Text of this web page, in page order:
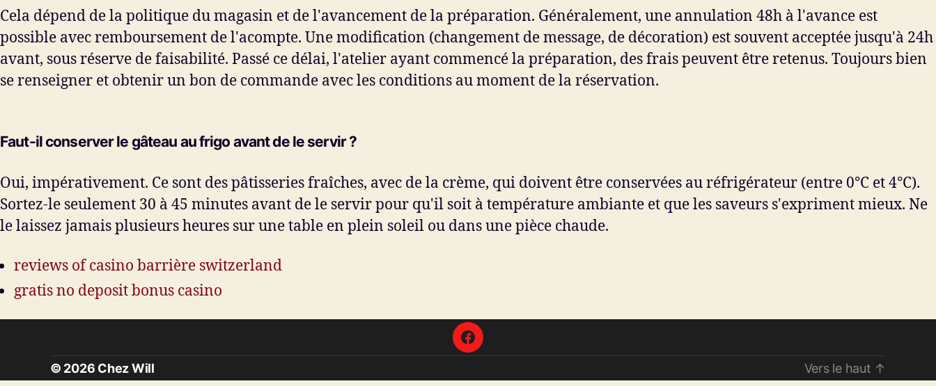
Cela dépend de la politique du magasin et de l'avancement de la préparation. Généralement, une annulation 48h à l'avance est
possible avec remboursement de l'acompte. Une modification (changement de message, de décoration) est souvent acceptée jusqu'à 24h
avant, sous réserve de faisabilité. Passé ce délai, l'atelier ayant commencé la préparation, des frais peuvent être retenus. Toujours bien
se renseigner et obtenir un bon de commande avec les conditions au moment de la réservation.
Faut-il conserver le gâteau au frigo avant de le servir ?
Oui, impérativement. Ce sont des pâtisseries fraîches, avec de la crème, qui doivent être conservées au réfrigérateur (entre 0°C et 4°C).
Sortez-le seulement 30 à 45 minutes avant de le servir pour qu'il soit à température ambiante et que les saveurs s'expriment mieux. Ne
le laissez jamais plusieurs heures sur une table en plein soleil ou dans une pièce chaude.
reviews of casino barrière switzerland
gratis no deposit bonus casino
Facebook
© 2026 Chez Will Vers le haut ↑